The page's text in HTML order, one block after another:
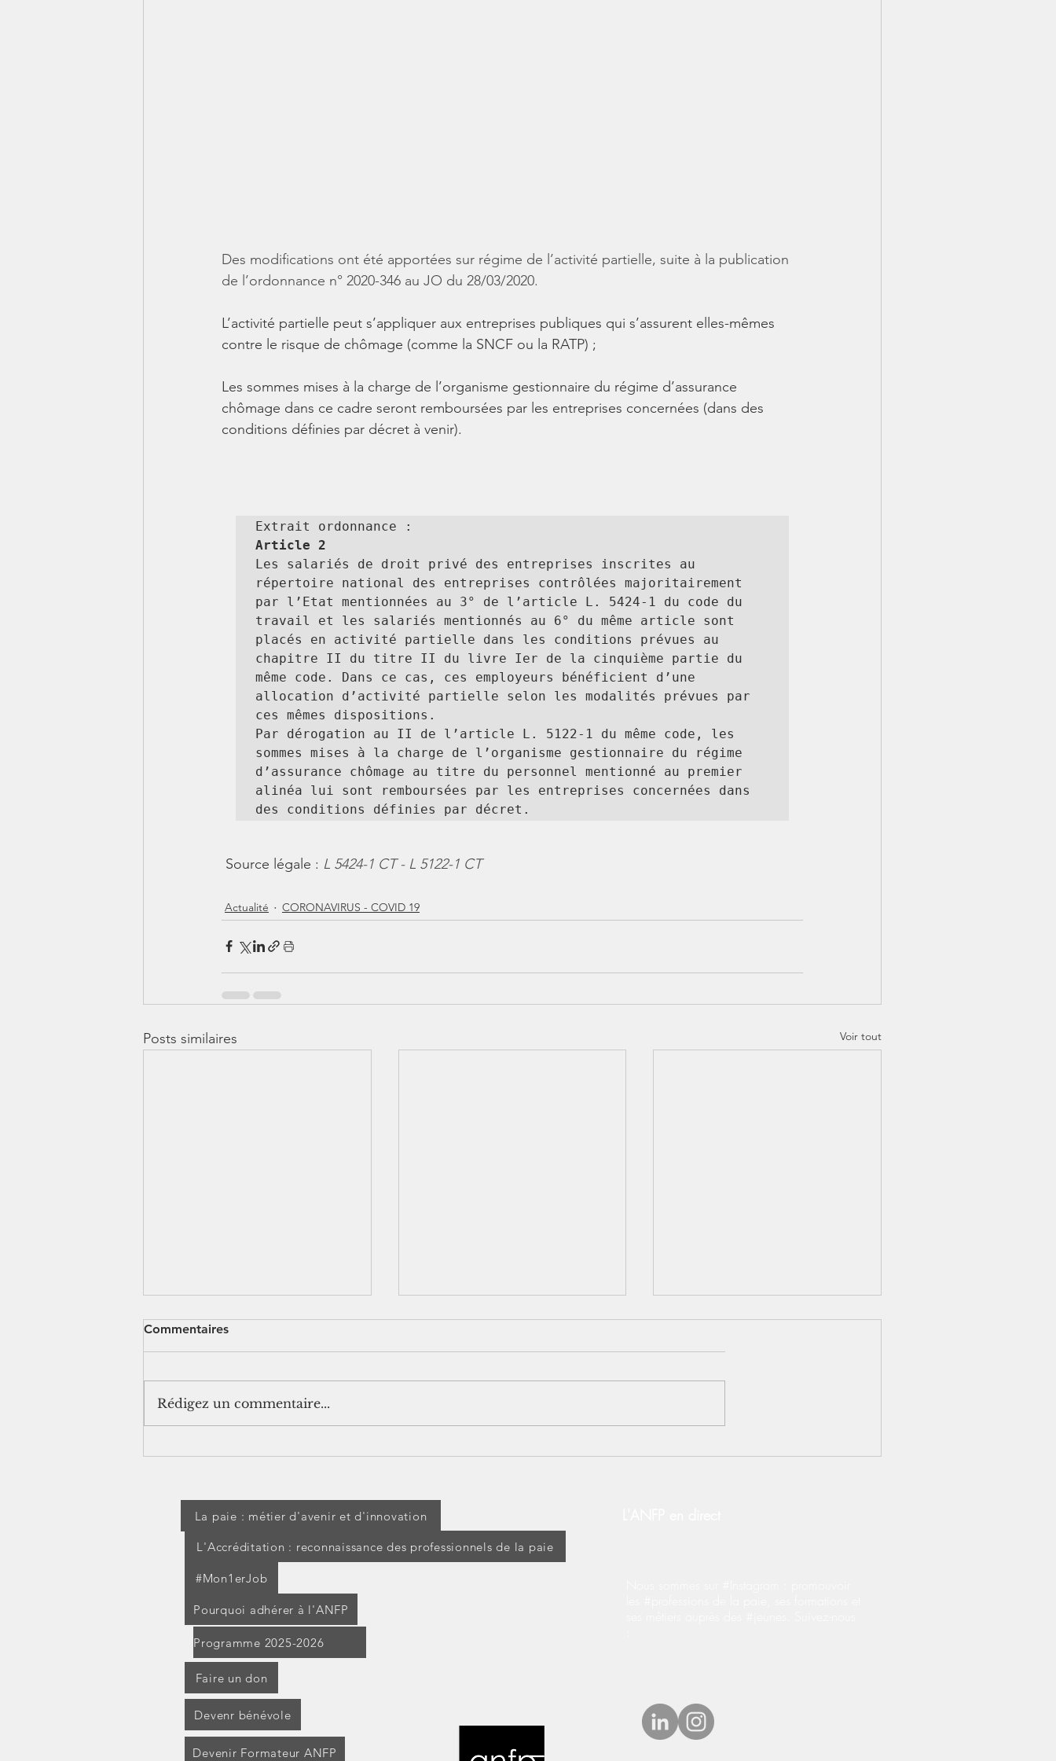
Des modifications ont été apportées sur régime de l’activité partielle, suite à la publication
de l’ordonnance n° 2020-346 au JO du 28/03/2020.
L’activité partielle peut s’appliquer aux entreprises publiques qui s’assurent elles-mêmes
contre le risque de chômage (comme la SNCF ou la RATP) ;
Les sommes mises à la charge de l’organisme gestionnaire du régime d’assurance
chômage dans ce cadre seront remboursées par les entreprises concernées (dans des
conditions définies par décret à venir).
Article 2
Les salariés de droit privé des entreprises inscrites au
répertoire national des entreprises contrôlées majoritairement
par l’Etat mentionnées au 3° de l’article L. 5424-1 du code du
travail et les salariés mentionnés au 6° du même article sont
placés en activité partielle dans les conditions prévues au
chapitre II du titre II du livre Ier de la cinquième partie du
même code. Dans ce cas, ces employeurs bénéficient d’une
allocation d’activité partielle selon les modalités prévues par
ces mêmes dispositions.
Par dérogation au II de l’article L. 5122-1 du même code, les
sommes mises à la charge de l’organisme gestionnaire du régime
d’assurance chômage au titre du personnel mentionné au premier
alinéa lui sont remboursées par les entreprises concernées dans
des conditions définies par décret.
Source légale : L 5424-1 CT - L 5122-1 CT
Actualité CORONAVIRUS - COVID 19
Posts similaires Voir tout
être suspendues
Commentaires
Rédigez un commentaire...
La paie : métier d'avenir et d'innovation
L'Accréditation : reconnaissance des professionnels de la paie
#Mon1erJob
Pourquoi adhérer à l'ANFP
Programme 2025-2026
Faire un don
Devenr bénévole
Devenir Formateur ANFP